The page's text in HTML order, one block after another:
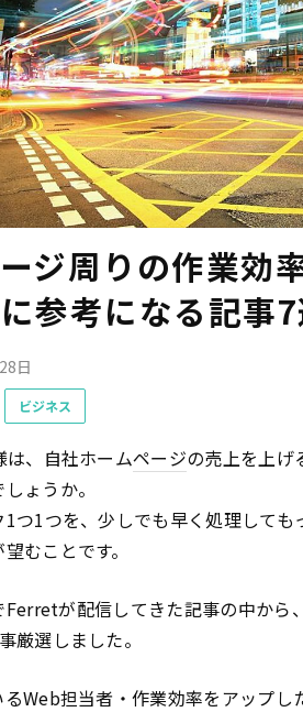
ジ周りの作業効
参考になる記事
日
ビジネス
は、自社ホームページの売上を上げ
ょうか。
つ1つを、少しでも早く処理して
むことです。
が配信してきた記事の中から
厳選しました。
Web担当者・作業効率をアップし